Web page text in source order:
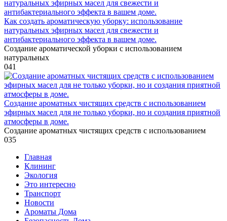
Как создать ароматическую уборку: использование
натуральных эфирных масел для свежести и
антибактериального эффекта в вашем доме.
Создание ароматической уборки с использованием
натуральных
041
Создание ароматных чистящих средств с использованием
эфирных масел для не только уборки, но и создания приятной
атмосферы в доме.
Создание ароматных чистящих средств с использованием
035
Главная
Клининг
Экология
Это интересно
Транспорт
Новости
Ароматы Дома